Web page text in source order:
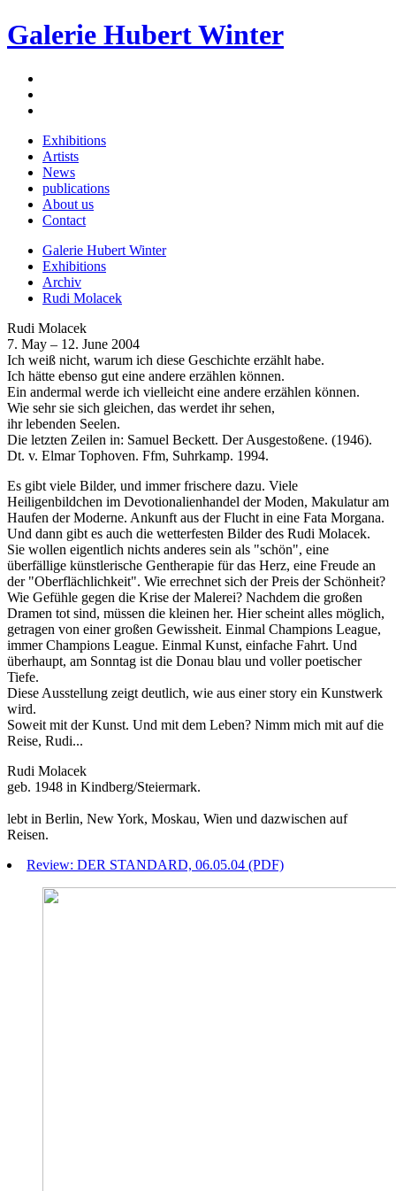
Galerie Hubert Winter
Exhibitions
Artists
News
publications
About us
Contact
Galerie Hubert Winter
Exhibitions
Archiv
Rudi Molacek
Rudi Molacek
7. May – 12. June 2004
Ich weiß nicht, warum ich diese Geschichte erzählt habe.
Ich hätte ebenso gut eine andere erzählen können.
Ein andermal werde ich vielleicht eine andere erzählen können.
Wie sehr sie sich gleichen, das werdet ihr sehen,
ihr lebenden Seelen.
Die letzten Zeilen in: Samuel Beckett. Der Ausgestoßene. (1946).
Dt. v. Elmar Tophoven. Ffm, Suhrkamp. 1994.
Es gibt viele Bilder, und immer frischere dazu. Viele
Heiligenbildchen im Devotionalienhandel der Moden, Makulatur am
Haufen der Moderne. Ankunft aus der Flucht in eine Fata Morgana.
Und dann gibt es auch die wetterfesten Bilder des Rudi Molacek.
Sie wollen eigentlich nichts anderes sein als "schön", eine
überfällige künstlerische Gentherapie für das Herz, eine Freude an
der "Oberflächlichkeit". Wie errechnet sich der Preis der Schönheit?
Wie Gefühle gegen die Krise der Malerei? Nachdem die großen
Dramen tot sind, müssen die kleinen her. Hier scheint alles möglich,
getragen von einer großen Gewissheit. Einmal Champions League,
immer Champions League. Einmal Kunst, einfache Fahrt. Und
überhaupt, am Sonntag ist die Donau blau und voller poetischer
Tiefe.
Diese Ausstellung zeigt deutlich, wie aus einer story ein Kunstwerk
wird.
Soweit mit der Kunst. Und mit dem Leben? Nimm mich mit auf die
Reise, Rudi...
Rudi Molacek
geb. 1948 in Kindberg/Steiermark.
lebt in Berlin, New York, Moskau, Wien und dazwischen auf
Reisen.
Review: DER STANDARD, 06.05.04 (PDF)